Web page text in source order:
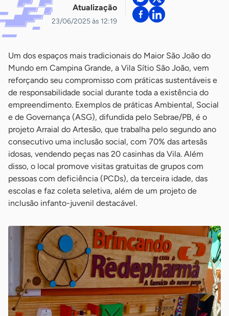
Atualização
23/06/2025 às 12:19
Um dos espaços mais tradicionais do Maior São João do
Mundo em Campina Grande, a Vila Sítio São João, vem
reforçando seu compromisso com práticas sustentáveis e
de responsabilidade social durante toda a existência do
empreendimento. Exemplos de práticas Ambiental, Social
e de Governança (ASG), difundida pelo Sebrae/PB, é o
projeto Arraial do Artesão, que trabalha pelo segundo ano
consecutivo uma inclusão social, com 70% das artesãs
idosas, vendendo peças nas 20 casinhas da Vila. Além
disso, o local promove visitas gratuitas de grupos com
pessoas com deficiência (PCDs), da terceira idade, das
escolas e faz coleta seletiva, além de um projeto de
inclusão infanto-juvenil destacável.